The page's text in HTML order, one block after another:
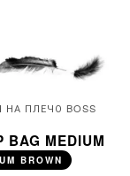
ПЛЕЧО BOSS
BAG MEDIUM
BROWN